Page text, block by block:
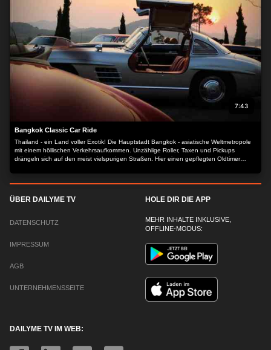
7:43
Bangkok Classic Car Ride
Thailand - ein Land voller Exotik! Die Hauptstadt Bangkok - asiatische Weltmetropole
mit einem höllischen Verkehrsaufkommen. Unzählige Roller, Taxen und Pickups
drängeln sich auf den meist vielspurigen Straßen. Hier einen gepflegten Oldtimer
Thailändern, die sich seit ein paar Jahren der Pflege und dem Erhalt alter Fahrzeugen
verschrieben hat. Die Communitiy ist noch klein, aber sie wächst.
ÜBER DAILYME TV
DATENSCHUTZ
IMPRESSUM
AGB
UNTERNEHMENSSEITE
HOLE DIR DIE APP
MEHR INHALTE INKLUSIVE,
OFFLINE-MODUS:
DAILYME TV IM WEB: